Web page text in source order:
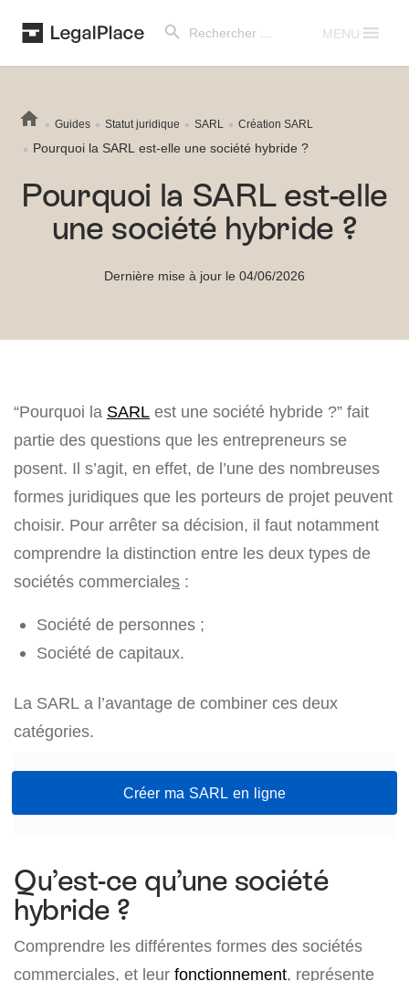
for:
MENU
Guides Statut juridique SARL Création SARL
Pourquoi la SARL est-elle une société hybride ?
Pourquoi la SARL est-elle
une société hybride ?
Dernière mise à jour le 04/06/2026
“Pourquoi la SARL est une société hybride ?” fait
partie des questions que les entrepreneurs se
posent. Il s’agit, en effet, de l’une des nombreuses
formes juridiques que les porteurs de projet peuvent
choisir. Pour arrêter sa décision, il faut notamment
comprendre la distinction entre les deux types de
sociétés commerciales :
Société de personnes ;
Société de capitaux.
La SARL a l’avantage de combiner ces deux
catégories.
Créer ma SARL en ligne
Qu’est-ce qu’une société
hybride ?
Comprendre les différentes formes des sociétés
commerciales, et leur fonctionnement, représente